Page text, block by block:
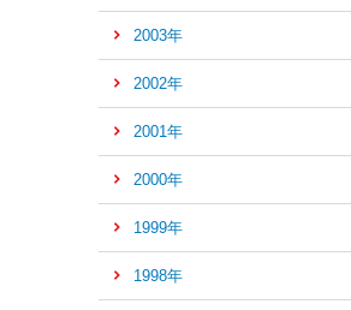
2003年
2002年
2001年
2000年
1999年
1998年